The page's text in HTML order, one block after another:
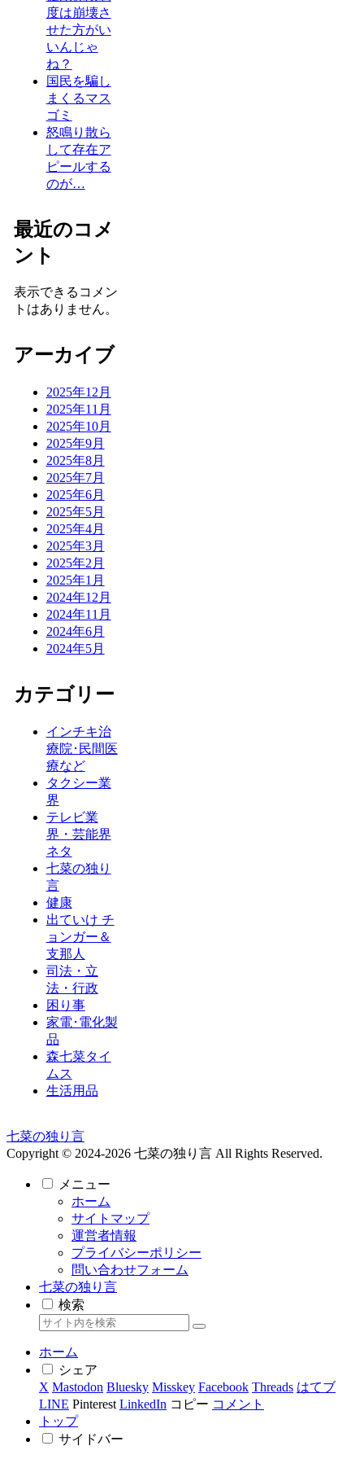
度は崩壊さ
せた方がい
いんじゃ
ね？
国民を騙し
まくるマス
ゴミ
怒鳴り散ら
して存在ア
ピールする
のが…
最近のコメ
ント
表示できるコメン
トはありません。
アーカイブ
2025年12月
2025年11月
2025年10月
2025年9月
2025年8月
2025年7月
2025年6月
2025年5月
2025年4月
2025年3月
2025年2月
2025年1月
2024年12月
2024年11月
2024年6月
2024年5月
カテゴリー
インチキ治
療院･民間医
療など
タクシー業
界
テレビ業
界・芸能界
ネタ
七菜の独り
言
健康
出ていけ チ
ョンガー＆
支那人
司法・立
法・行政
困り事
家電･電化製
品
森七菜タイ
ムス
生活用品
七菜の独り言
Copyright © 2024-2026 七菜の独り言 All Rights Reserved.
メニュー
ホーム
サイトマップ
運営者情報
プライバシーポリシー
問い合わせフォーム
七菜の独り言
検索
ホーム
シェア
X Mastodon Bluesky Misskey Facebook Threads はてブ
LINE Pinterest LinkedIn コピー コメント
トップ
サイドバー